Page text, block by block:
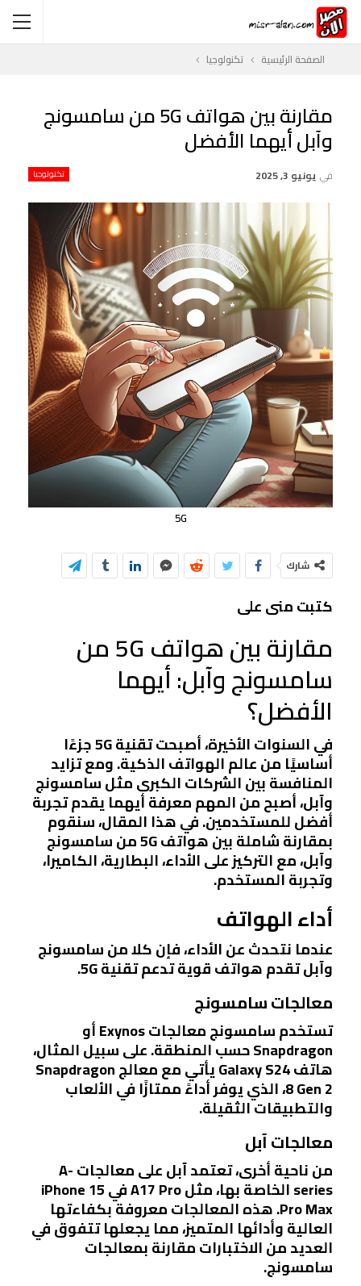
الصفحة الرئيسية تكنولوجيا
مقارنة بين هواتف 5G من سامسونج
وآبل أيهما الأفضل
تكنولوجيا في يونيو 3, 2025
5G
شارك
كتبت منى على
مقارنة بين هواتف 5G من
سامسونج وآبل: أيهما
الأفضل؟
في السنوات الأخيرة، أصبحت تقنية 5G جزءًا
أساسيًا من عالم الهواتف الذكية. ومع تزايد
المنافسة بين الشركات الكبرى مثل سامسونج
وآبل، أصبح من المهم معرفة أيهما يقدم تجربة
أفضل للمستخدمين. في هذا المقال، سنقوم
بمقارنة شاملة بين هواتف 5G من سامسونج
وآبل، مع التركيز على الأداء، البطارية، الكاميرا،
وتجربة المستخدم.
أداء الهواتف
عندما نتحدث عن الأداء، فإن كلا من سامسونج
وآبل تقدم هواتف قوية تدعم تقنية 5G.
معالجات سامسونج
تستخدم سامسونج معالجات Exynos أو
Snapdragon حسب المنطقة. على سبيل المثال،
هاتف Galaxy S24 يأتي مع معالج Snapdragon
8 Gen 2، الذي يوفر أداءً ممتازًا في الألعاب
والتطبيقات الثقيلة.
معالجات آبل
من ناحية أخرى، تعتمد آبل على معالجات A-
series الخاصة بها، مثل A17 Pro في iPhone 15
Pro Max. هذه المعالجات معروفة بكفاءتها
العالية وأدائها المتميز، مما يجعلها تتفوق في
العديد من الاختبارات مقارنة بمعالجات
سامسونج.